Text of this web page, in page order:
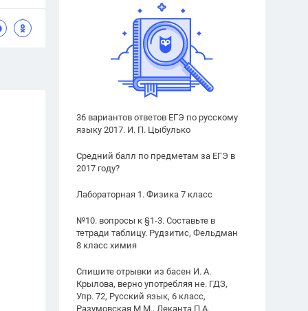
36 вариантов ответов ЕГЭ по русскому
языку 2017. И. П. Цыбулько
Средний балл по предметам за ЕГЭ в
2017 году?
Лабораторная 1. Физика 7 класс
№10. вопросы к §1-3. Составьте в
тетради таблицу. Рудзитис, Фельдман
8 класс химия
Спишите отрывки из басен И. А.
Крылова, верно употребляя не. ГДЗ,
Упр. 72, Русский язык, 6 класс,
Разумовская М.М., Леканта П.А.